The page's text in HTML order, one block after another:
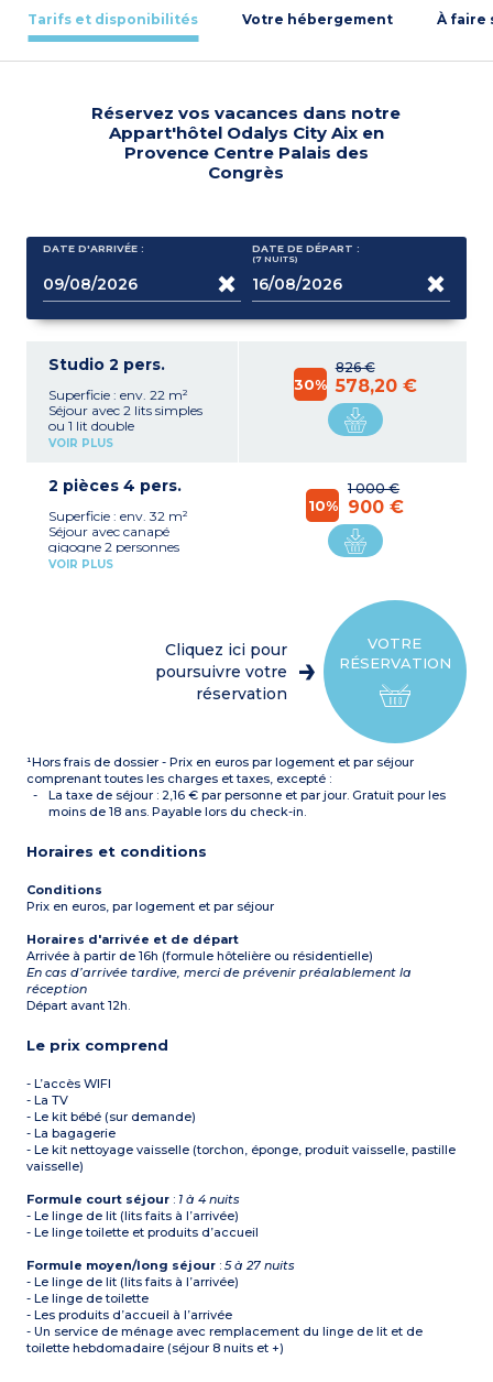
Tarifs et disponibilités Votre hébergement À faire
Réservez vos vacances dans notre
Appart'hôtel Odalys City Aix en
Provence Centre Palais des
Congrès
DATE D'ARRIVÉE : DATE DE DÉPART :
(7 NUITS)
Studio 2 pers.
Superficie : env. 22 m²
Séjour avec 2 lits simples
ou 1 lit double
Coin cuisine séparé avec
hotte aspirante
baignoire (sèche-serviettes)
avec WC
VOIR PLUS
826 €
30% 578,20 €
2 pièces 4 pers.
Superficie : env. 32 m²
Séjour avec canapé
gigogne 2 personnes
Coin cuisine avec plaque
Chambre avec 1 lit double
Salle de bain avec
baignoire (sèche-serviettes)
VOIR PLUS
1 000 €
10% 900 €
VOTRE
RÉSERVATION
Cliquez ici pour
poursuivre votre
réservation
¹Hors frais de dossier - Prix en euros par logement et par séjour
comprenant toutes les charges et taxes, excepté :
La taxe de séjour : 2,16 € par personne et par jour. Gratuit pour les
moins de 18 ans. Payable lors du check-in.
Horaires et conditions
Conditions
Prix en euros, par logement et par séjour
Horaires d'arrivée et de départ
Arrivée à partir de 16h (formule hôtelière ou résidentielle)
En cas d’arrivée tardive, merci de prévenir préalablement la
réception
Départ avant 12h.
Le prix comprend
- L’accès WIFI
- La TV
- Le kit bébé (sur demande)
- La bagagerie
- Le kit nettoyage vaisselle (torchon, éponge, produit vaisselle, pastille
vaisselle)
Formule court séjour : 1 à 4 nuits
- Le linge de lit (lits faits à l’arrivée)
- Le linge toilette et produits d’accueil
Formule moyen/long séjour :5 à 27 nuits
- Le linge de lit (lits faits à l’arrivée)
- Le linge de toilette
- Les produits d’accueil à l’arrivée
- Un service de ménage avec remplacement du linge de lit et de
toilette hebdomadaire (séjour 8 nuits et +)